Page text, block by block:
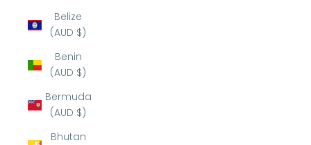
Belize
(AUD $)
Benin
(AUD $)
Bermuda
(AUD $)
Bhutan